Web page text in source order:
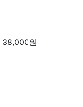
38,000원